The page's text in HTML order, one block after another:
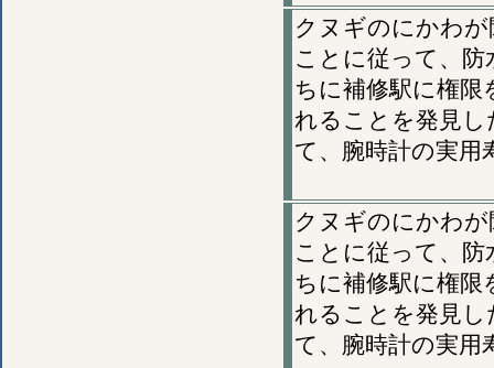
クヌギのにかわ
ことに従って、防
ちに補修駅に権
れることを発見
て、腕時計の実用
クヌギのにかわ
ことに従って、防
ちに補修駅に権
れることを発見
て、腕時計の実用